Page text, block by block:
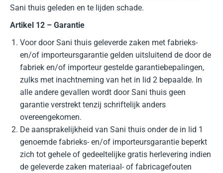
Sani thuis geleden en te lijden schade.
Artikel 12 – Garantie
Voor door Sani thuis geleverde zaken met fabrieks-
en/of importeursgarantie gelden uitsluitend de door de
fabriek en/of importeur gestelde garantiebepalingen,
zulks met inachtneming van het in lid 2 bepaalde. In
alle andere gevallen wordt door Sani thuis geen
garantie verstrekt tenzij schriftelijk anders
overeengekomen.
De aansprakelijkheid van Sani thuis onder de in lid 1
genoemde fabrieks- en/of importeursgarantie beperkt
zich tot gehele of gedeeltelijke gratis herlevering indien
de geleverde zaken materiaal- of fabricagefouten